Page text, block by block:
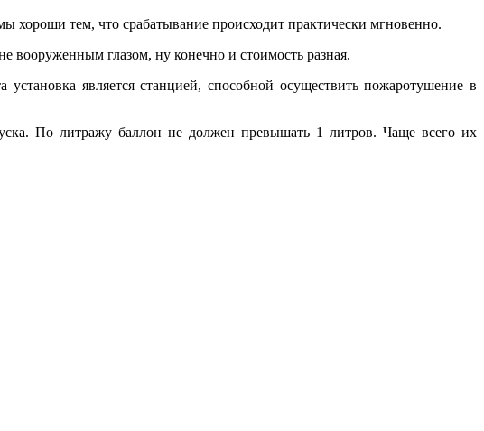
хороши тем, что срабатывание происходит практически мгновенно.
вооруженным глазом, ну конечно и стоимость разная.
является станцией, способной осуществить пожаротушение в
По литражу баллон не должен превышать 1 литров. Чаще всего их